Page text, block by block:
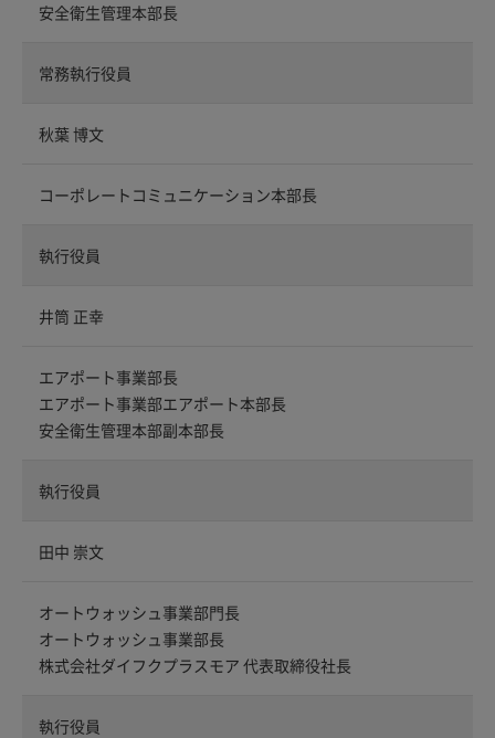
安全衛生管理本部長
常務執行役員
秋葉 博文
コーポレートコミュニケーション本部長
執行役員
井筒 正幸
エアポート事業部長
エアポート事業部エアポート本部長
安全衛生管理本部副本部長
執行役員
田中 崇文
オートウォッシュ事業部門長
オートウォッシュ事業部長
株式会社ダイフクプラスモア 代表取締役社長
執行役員